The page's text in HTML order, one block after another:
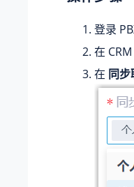
登录
在
在 同步